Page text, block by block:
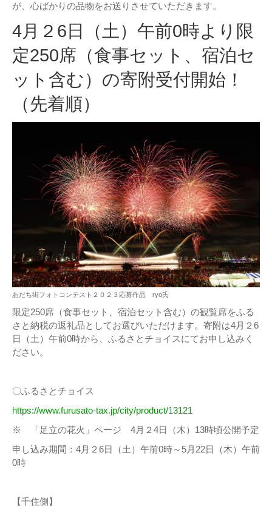
が、心ばかりの品物をお送りさせていただきます。
4月２6日（土）午前0時より限
定250席（食事セット、宿泊セ
ット含む）の寄附受付開始！
（先着順）
あだち街フォトコンテスト２０２３応募作品 ryo氏
限定250席（食事セット、宿泊セット含む）の観覧席をふる
さと納税の返礼品としてお選びいただけます。寄附は4月２6
日（土）午前0時から、ふるさとチョイスにてお申し込みく
ださい。
〇ふるさとチョイス
https://www.furusato-tax.jp/city/product/13121
※ 「足立の花火」ページ 4月２4日（木）13時頃公開予定
申し込み期間：4月２6日（土）午前0時～5月22日（木）午前
0時
【千住側】